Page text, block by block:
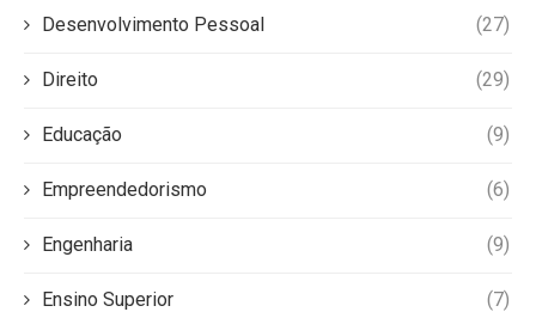
Desenvolvimento Pessoal (27)
Direito (29)
Educação (9)
Empreendedorismo (6)
Engenharia (9)
Ensino Superior (7)